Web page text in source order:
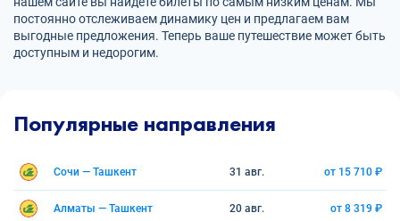
постоянно отслеживаем динамику цен и предлагаем вам
выгодные предложения. Теперь ваше путешествие может быть
доступным и недорогим.
Популярные направления
Сочи — Ташкент 31 авг. от 15 710 ₽
Алматы — Ташкент 20 авг. от 8 319 ₽